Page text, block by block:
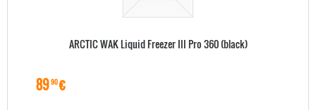
ARCTIC WAK Liquid Freezer III Pro 360 (black)
8990€